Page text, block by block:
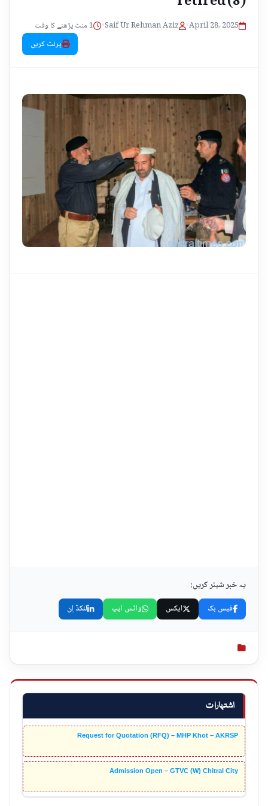
اشتہارات
Request for Quotation (RFQ) – MHP Khot – AKRSP
Admission Open – GTVC (W) Chitral City
April 28, 2025
•
Saif Ur Rehman Aziz
•
1 منٹ پڑھنے کا وقت
پرنٹ کریں
یہ خبر شیئر کریں:
فیس بک ایکس واٹس ایپ لنکڈ اِن